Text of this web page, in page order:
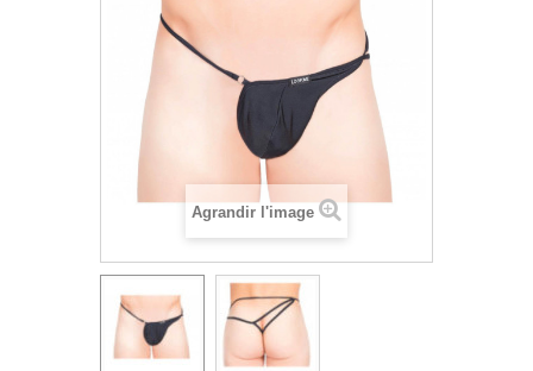
Agrandir l'image